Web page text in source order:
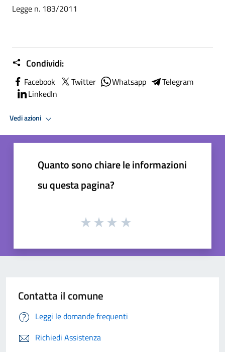
Legge n. 183/2011
Condividi:
Facebook Twitter Whatsapp
Telegram
LinkedIn
Vedi azioni
Quanto sono chiare le informazioni
su questa pagina?
Contatta il comune
Leggi le domande frequenti
Richiedi Assistenza